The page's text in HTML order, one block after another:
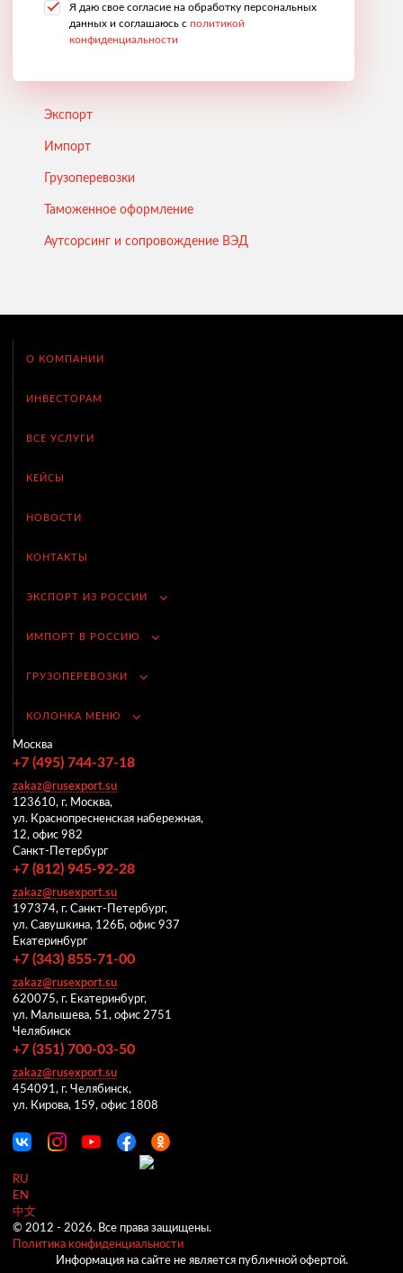
Я даю свое согласие на обработку персональных
данных и соглашаюсь с политикой
конфиденциальности
Экспорт
Импорт
Грузоперевозки
Таможенное оформление
Аутсорсинг и сопровождение ВЭД
О КОМПАНИИ
ИНВЕСТОРАМ
ВСЕ УСЛУГИ
КЕЙСЫ
НОВОСТИ
КОНТАКТЫ
ЭКСПОРТ ИЗ РОССИИ
ИМПОРТ В РОССИЮ
ГРУЗОПЕРЕВОЗКИ
КОЛОНКА МЕНЮ
Москва
+7 (495) 744-37-18
zakaz@rusexport.su
123610, г. Москва,
ул. Краснопресненская набережная,
12, офис 982
Санкт-Петербург
+7 (812) 945-92-28
zakaz@rusexport.su
197374, г. Санкт-Петербург,
ул. Савушкина, 126Б, офис 937
Екатеринбург
+7 (343) 855-71-00
zakaz@rusexport.su
620075, г. Екатеринбург,
ул. Малышева, 51, офис 2751
Челябинск
+7 (351) 700-03-50
zakaz@rusexport.su
454091, г. Челябинск,
ул. Кирова, 159, офис 1808
RU
EN
中文
© 2012 - 2026. Все права защищены.
Политика конфиденциальности
Информация на сайте не является публичной офертой.